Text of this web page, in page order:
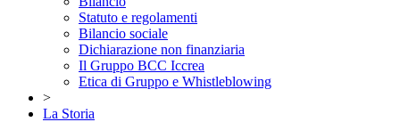
Statuto e regolamenti
Bilancio sociale
Dichiarazione non finanziaria
Il Gruppo BCC Iccrea
Etica di Gruppo e Whistleblowing
>
La Storia